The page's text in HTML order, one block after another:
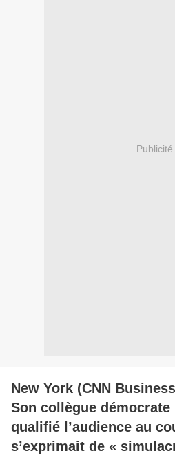
Publicité
New York (CNN
Son collègue démocrate
qualifié l’audience au
s’exprimait de «